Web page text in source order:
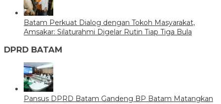
Batam Perkuat Dialog dengan Tokoh Masyarakat,
Amsakar: Silaturahmi Digelar Rutin Tiap Tiga Bula
DPRD BATAM
Pansus DPRD Batam Gandeng BP Batam Matangkan